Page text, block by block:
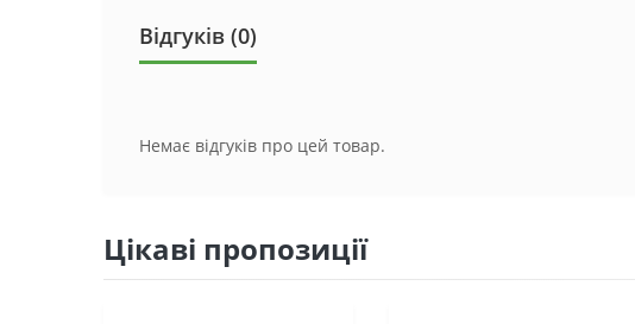
Відгуків (0)
Немає відгуків про цей товар.
Цікаві пропозиції